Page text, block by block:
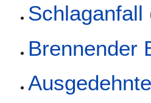
Schlaganfall
Brennender